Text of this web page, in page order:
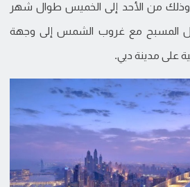
وذلك من الأحد إلى الخميس طوال شهر
المسبح مع غروب الشمس إلى وجهة
على مدينة دبي.